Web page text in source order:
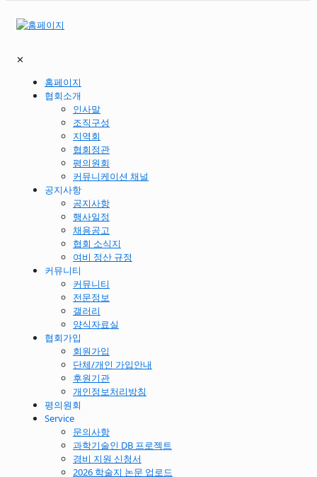
✕
홈페이지
협회소개
인사말
조직구성
지역회
협회정관
평의원회
커뮤니케이션 채널
공지사항
공지사항
행사일정
채용공고
협회 소식지
여비 정산 규정
커뮤니티
커뮤니티
전문정보
갤러리
양식자료실
협회가입
회원가입
단체/개인 가입안내
후원기관
개인정보처리방침
평의원회
Service
문의사항
과학기술인 DB 프로젝트
경비 지원 신청서
2026 학술지 논문 업로드